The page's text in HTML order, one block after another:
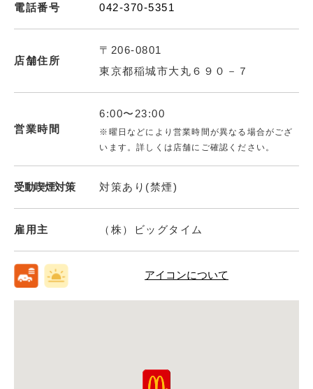
電話番号 042-370-5351
店舗住所
〒206-0801
東京都稲城市大丸６９０－７
営業時間
6:00〜23:00
※曜日などにより営業時間が異なる場合がござ
います。詳しくは店舗にご確認ください。
受動喫煙対策 対策あり(禁煙)
雇用主 （株）ビッグタイム
アイコンについて